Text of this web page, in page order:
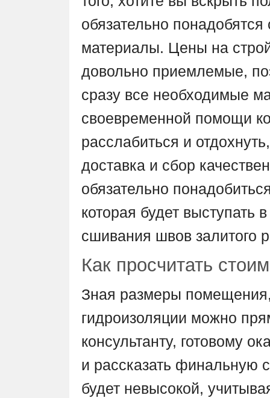
обязательно
материалы. Цены на
довольно приемлемые,
сразу все необходимые
своевременной помощи
расслабиться и
доставка и сбор
обязательно
которая будет выступать
сшивания швов залитого
Как просчитать
Зная размеры
гидроизоляции можно
консультанту, готовому
и рассказать финальную
будет невысокой,